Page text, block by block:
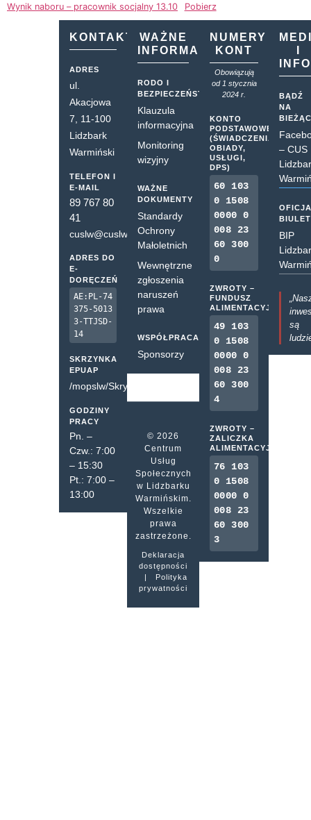
Wynik naboru – pracownik socjalny 13.10 Pobierz
KONTAKT
ADRES
ul.
Akacjowa
7, 11-100
Lidzbark
Warmiński
TELEFON I
E-MAIL
89 767 80
41
cuslw@cuslw.pl
ADRES DO
E-
DORĘCZEŃ
AE:PL-74
375-5013
3-TTJSD-
14
SKRZYNKA
EPUAP
/mopslw/SkrytkaESP
GODZINY
PRACY
Pn. –
Czw.: 7:00
– 15:30
Pt.: 7:00 –
13:00
WAŻNE
INFORMACJE
RODO I
BEZPIECZEŃSTWO
Klauzula
informacyjna
Monitoring
wizyjny
WAŻNE
DOKUMENTY
Standardy
Ochrony
Małoletnich
Wewnętrzne
zgłoszenia
naruszeń
prawa
WSPÓŁPRACA
Sponsorzy
© 2026
Centrum
Usług
Społecznych
w Lidzbarku
Warmińskim.
Wszelkie
prawa
zastrzeżone.
Deklaracja
dostępności
|
Polityka
prywatności
NUMERY
KONT
Obowiązują
od 1 stycznia
2024 r.
KONTO
PODSTAWOWE
(ŚWIADCZENIA,
OBIADY,
USŁUGI,
DPS)
60 103
0 1508
0000 0
008 23
60 300
0
ZWROTY –
FUNDUSZ
ALIMENTACYJNY
49 103
0 1508
0000 0
008 23
60 300
4
ZWROTY –
ZALICZKA
ALIMENTACYJNA
76 103
0 1508
0000 0
008 23
60 300
3
BĄDŹ
NA
– CUS
BIP
są